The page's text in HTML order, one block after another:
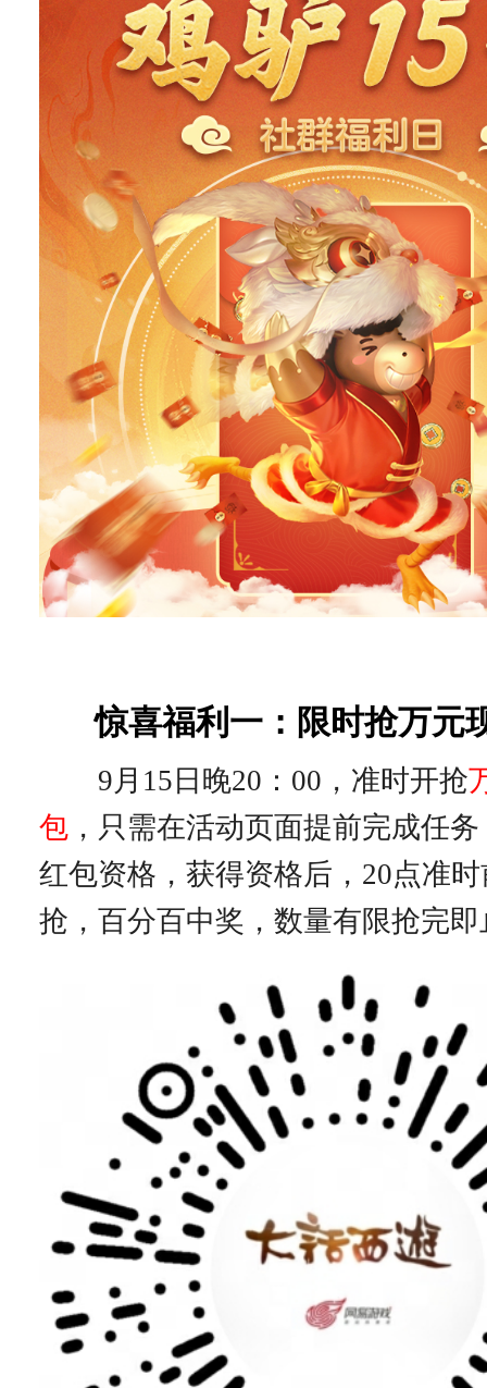
惊喜福利一：限时抢万元
9月15日晚20：00，准时开抢
包 ，只需在活动页面提前完成任
红包资格，获得资格后，20点准
抢，百分百中奖，数量有限抢完即